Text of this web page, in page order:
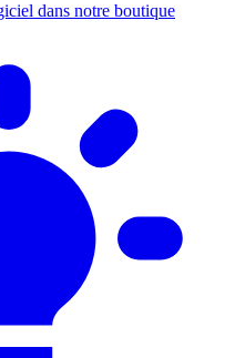
dans notre boutique